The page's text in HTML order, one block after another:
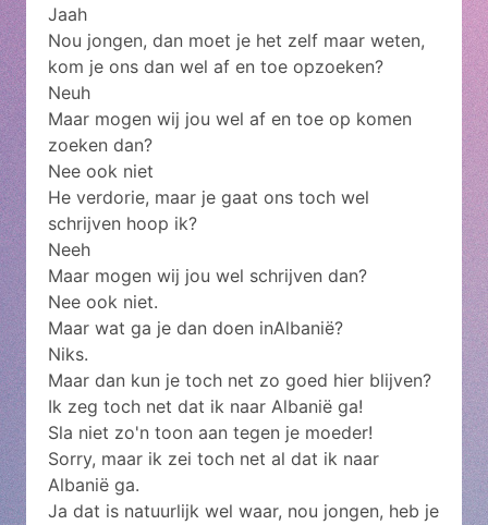
Jaah
Nou jongen, dan moet je het zelf maar weten,
kom je ons dan wel af en toe opzoeken?
Neuh
Maar mogen wij jou wel af en toe op komen
zoeken dan?
Nee ook niet
He verdorie, maar je gaat ons toch wel
schrijven hoop ik?
Neeh
Maar mogen wij jou wel schrijven dan?
Nee ook niet.
Maar wat ga je dan doen inAlbanië?
Niks.
Maar dan kun je toch net zo goed hier blijven?
Ik zeg toch net dat ik naar Albanië ga!
Sla niet zo'n toon aan tegen je moeder!
Sorry, maar ik zei toch net al dat ik naar
Albanië ga.
Ja dat is natuurlijk wel waar, nou jongen, heb je